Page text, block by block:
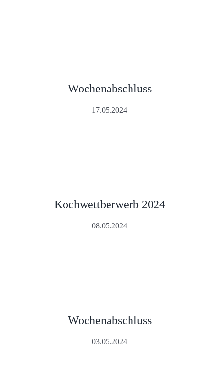
Wochenabschluss
17.05.2024
Kochwettberwerb 2024
08.05.2024
Wochenabschluss
03.05.2024